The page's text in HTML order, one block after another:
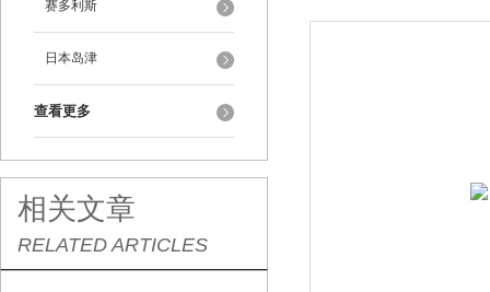
赛多利斯
日本岛津
查看更多
相关文章
RELATED ARTICLES